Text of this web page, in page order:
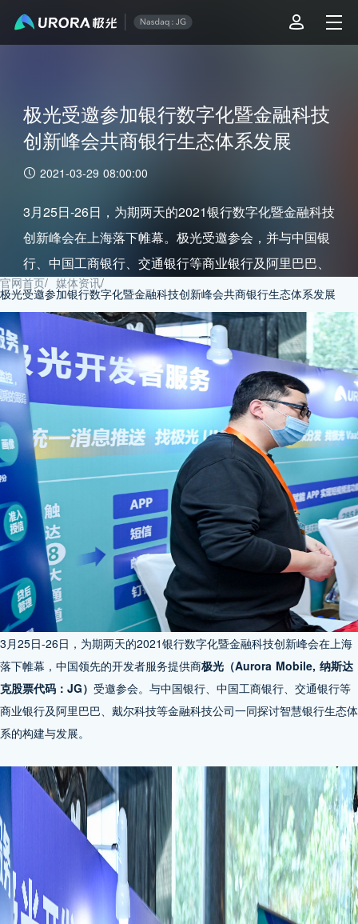
极光受邀参加银行数字化暨金融科技
创新峰会共商银行生态体系发展
2021-03-29 08:00:00
3月25日-26日，为期两天的2021银行数字化暨金融科技
创新峰会在上海落下帷幕。极光受邀参会，并与中国银
行、中国工商银行、交通银行等商业银行及阿里巴巴、
戴尔科技等金融科技公司一同探讨智慧银行生态体系的
构建与发展。
官网首页/ 媒体资讯/
极光受邀参加银行数字化暨金融科技创新峰会共商银行生态体系发展
3月25日-26日，为期两天的2021银行数字化暨金融科技创新峰会在上海
落下帷幕，中国领先的开发者服务提供商极光（Aurora Mobile, 纳斯达
克股票代码：JG） 受邀参会。与中国银行、中国工商银行、交通银行等
商业银行及阿里巴巴、戴尔科技等金融科技公司一同探讨智慧银行生态体
系的构建与发展。